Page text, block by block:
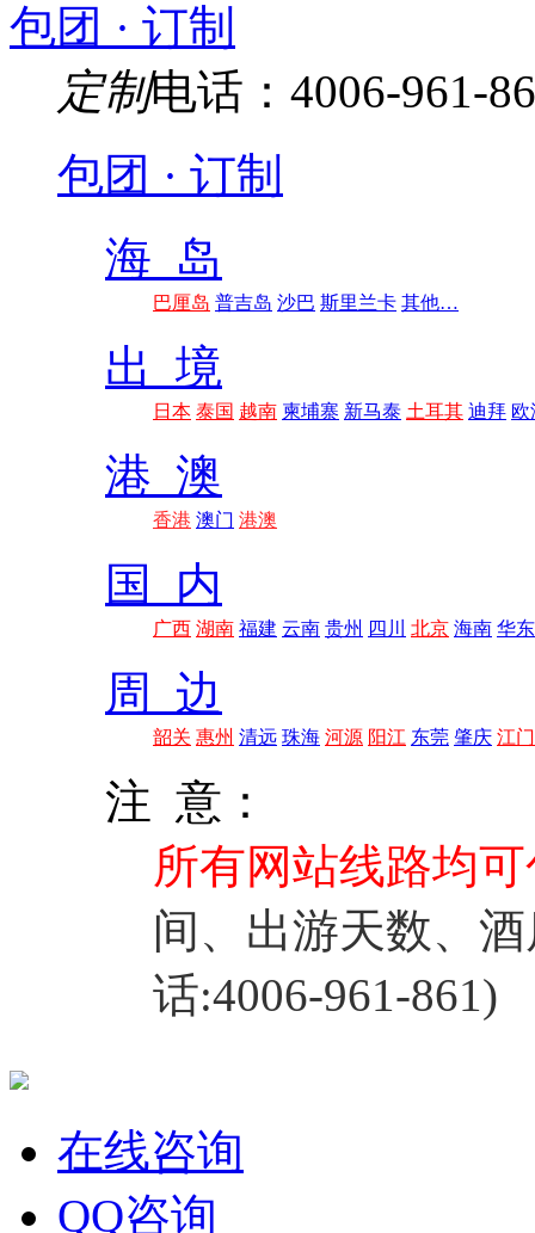
包团 · 订制
定制电话：4006-961-
包团 · 订制
海 岛
巴厘岛 普吉岛 沙巴 斯里兰卡 其他…
出 境
日本 泰国 越南 柬埔寨 新马泰 土耳其 迪拜 欧
港 澳
香港 澳门 港澳
国 内
广西 湖南 福建 云南 贵州 四川 北京 海南 华东
周 边
韶关 惠州 清远 珠海 河源 阳江 东莞 肇庆 江门
注 意：
所有网站线路均
间、出游天数、
话:4006-961-861)
在线咨询
QQ咨询